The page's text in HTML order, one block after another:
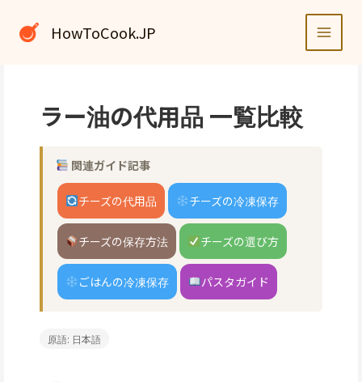
HowToCook.JP
ラー油の代用品 一覧比較
関連ガイド記事
チーズの代用品 チーズの冷凍保存
チーズの保存方法 チーズの選び方
ごはんの冷凍保存 パスタガイド
原語: 日本語